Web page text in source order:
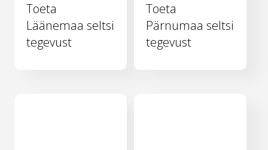
Toeta
Läänemaa seltsi
tegevust
Toeta
Pärnumaa seltsi
tegevust